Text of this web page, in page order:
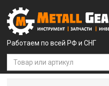
Работаем по всей РФ и СНГ